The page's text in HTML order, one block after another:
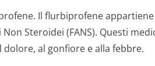
Il flurbiprofene
Steroidei (FANS). Questi
al gonfiore e alla febbre.